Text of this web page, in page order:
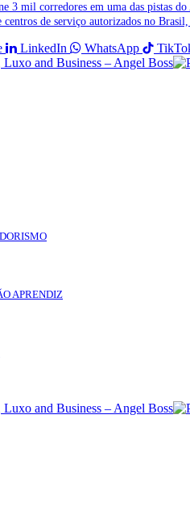
3 mil corredores em uma das pistas
de serviço autorizados no
LinkedIn WhatsApp
APRENDIZ